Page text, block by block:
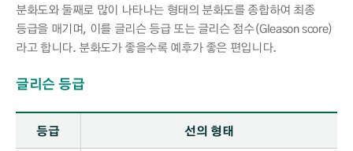
분화도와 둘째로 많이 나타나는 형태의 분화도를 종합하여 최종
등급을 매기며, 이를 글리슨 등급 또는 글리슨 점수(Gleason score)
라고 합니다. 분화도가 좋을수록 예후가 좋은 편입니다.
글리슨 등급
글리슨 등급 - 분류, 내용 정보 제공
등급
선의 형태